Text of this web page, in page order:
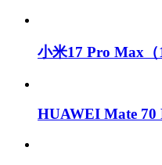
小米17 Pro Max（
HUAWEI Mate 70